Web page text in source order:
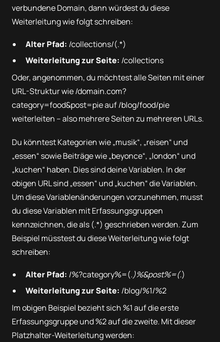
verbundene Domain, dann würdest du diese
Weiterleitung wie folgt schreiben:
Alter Pfad: /collections/(.*)
Weiterleitung zur Seite: /collections
Oder, angenommen, du möchtest alle Seiten mit einer
URL-Struktur wie /domain.com?
category=food&post=pie auf /blog/food/pie
weiterleiten – also mehrere Seiten zu mehreren URLs.
Du könntest Kategorien wie „musik“, „reisen“ und
„essen“ sowie Beiträge wie „beyonce“, „london“ und
„kuchen“ haben. Dies sind deine Variablen. In der
obigen URL sind „essen“ und „kuchen“ die Variablen.
Um diese Variablenänderungen vorzunehmen, musst
du diese Variablen mit Erfassungsgruppen
kennzeichnen, die als (.*) geschrieben werden. Zum
Beispiel müsstest du diese Weiterleitung wie folgt
schreiben:
Alter Pfad: /%?category%=(.)%&post%=(.)
Weiterleitung zur Seite: /blog/%1/%2
Im obigen Beispiel bezieht sich %1 auf die erste
Erfassungsgruppe und %2 auf die zweite. Mit dieser
Platzhalter-Weiterleitung werden: